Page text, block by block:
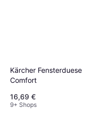
Kärcher Fensterduese
Comfort
16,69 €
9+ Shops